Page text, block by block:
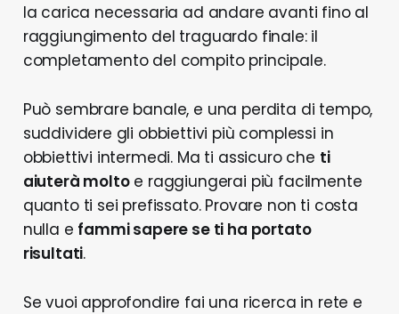
la carica necessaria ad andare avanti fino al
raggiungimento del traguardo finale: il
completamento del compito principale.
Può sembrare banale, e una perdita di tempo,
suddividere gli obbiettivi più complessi in
obbiettivi intermedi. Ma ti assicuro che ti
aiuterà moltoe raggiungerai più facilmente
quanto ti sei prefissato. Provare non ti costa
nulla e fammi sapere se ti ha portato
risultati.
Se vuoi approfondire fai una ricerca in rete e